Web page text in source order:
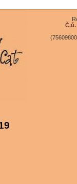
Č.ú.